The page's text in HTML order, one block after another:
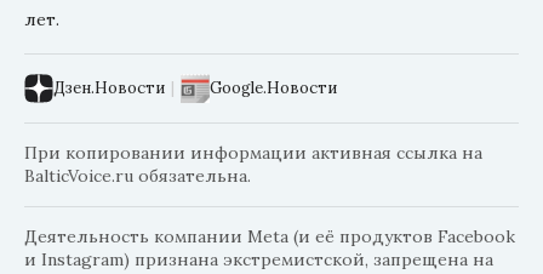
лет.
Дзен.Новости | Google.Новости
При копировании информации активная ссылка на
BalticVoice.ru обязательна.
Деятельность компании Meta (и её продуктов Facebook
и Instagram) признана экстремистской, запрещена на